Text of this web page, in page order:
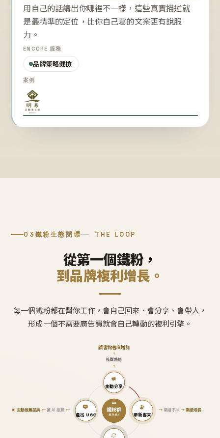
用自己的話講出你哪裡不一樣，這些真實描述就
是最精準的定位，比你自己寫的文案更有說服
力。
ENCORE 服務
品牌策略健檢
案例
03 鐵粉生態閉環 THE LOOP
從第一個鐵粉，
到品牌複利增長。
每一個鐵粉都在幫你工作，會自己回來、會分享、會帶人，
形成一個不需要廣告費就會自己轉動的複利引擎。
鐵粉群
越滾越大
主動分享
↑
社群熱絡
↑
顧客黏著度增加
帶新客來
→業績不掉 →業績增長
產出 UGC
AI 主動推薦品牌←被 AI 推薦 ←